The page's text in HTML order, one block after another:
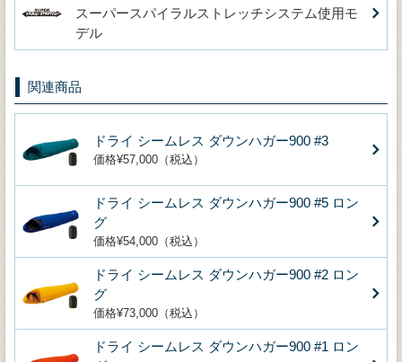
スーパースパイラルストレッチシステム使用モ
デル
関連商品
ドライ シームレス ダウンハガー900 #3
価格¥57,000（税込）
ドライ シームレス ダウンハガー900 #5 ロン
グ
価格¥54,000（税込）
ドライ シームレス ダウンハガー900 #2 ロン
グ
価格¥73,000（税込）
ドライ シームレス ダウンハガー900 #1 ロン